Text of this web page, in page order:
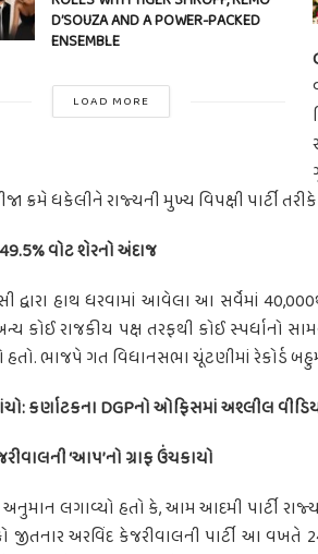
D’SOUZA AND A POWER-PACKED
ENSEMBLE
LOAD MORE
ક્રમે ધકેલીને રાજ્યની મુખ્ય વિપક્ષી પાર્ટી
વોટ શેરનો અંદાજ
દ્વારા હાથ ધરવામાં આવેલા આ સર્વેમાં
કોઈ રાજકીય પક્ષ તરફથી કોઈ સ્પર્ધાનો
હતો. ભાજપે ગત વિધાનસભા ચૂંટણીમાં રેકોર્ડ
કર્ણાટકના DGPનો ઓફિસમાં અશ્લીલ
‘આપ’નો ગ્રાફ ઉંચકાયો
લગાવ્યો હતો કે, આમ આદમી પાર્ટી
જીતનાર અરવિંદ કેજરીવાલની પાર્ટી આ